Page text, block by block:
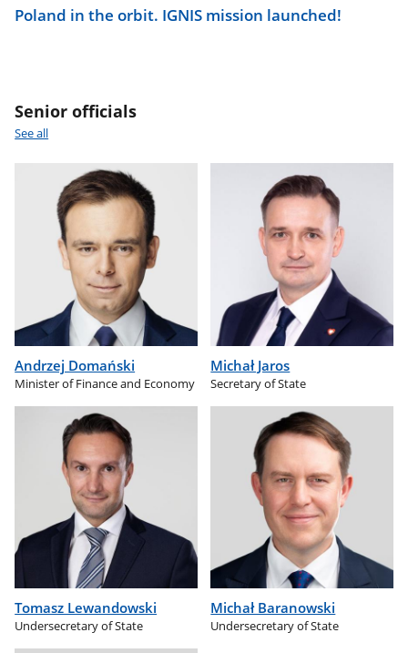
Poland in the orbit. IGNIS mission launched!
Senior officials
See all
Andrzej Domański
Minister of Finance and Economy
Michał Jaros
Secretary of State
Tomasz Lewandowski
Undersecretary of State
Michał Baranowski
Undersecretary of State